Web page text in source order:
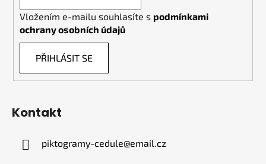
Vložením e-mailu souhlasíte s podmínkami
ochrany osobních údajů
PŘIHLÁSIT SE
Kontakt
piktogramy-cedule@email.cz